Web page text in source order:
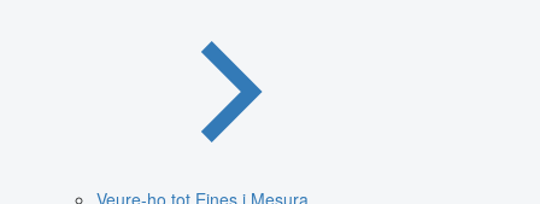
Veure-ho tot Eines i Mesura